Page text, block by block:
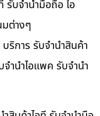
รับจำนำมือถือ ไอ
ต่างๆ
ริการ รับจำนำสินค้า
ำนำไอแพค รับจำนำ